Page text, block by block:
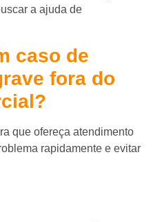
a ajuda de
caso de
fora do
que ofereça atendimento
rapidamente e evitar